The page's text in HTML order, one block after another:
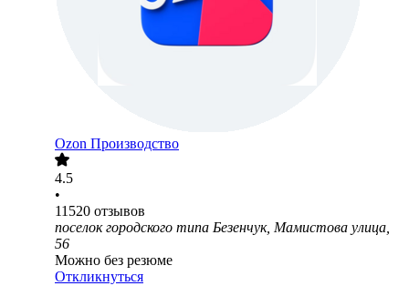
Ozon Производство
4.5
•
11520 отзывов
поселок городского типа Безенчук, Мамистова улица,
56
Можно без резюме
Откликнуться